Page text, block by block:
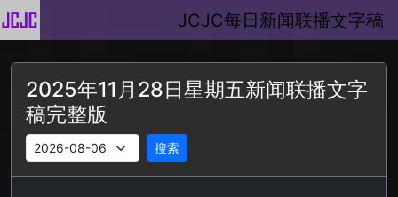
JCJC每日新闻联播文字稿
2025年11月28日星期五新闻联播文字
稿完整版
搜索